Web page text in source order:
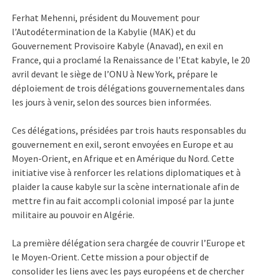
Ferhat Mehenni, président du Mouvement pour
l’Autodétermination de la Kabylie (MAK) et du
Gouvernement Provisoire Kabyle (Anavad), en exil en
France, qui a proclamé la Renaissance de l’Etat kabyle, le 20
avril devant le siège de l’ONU à New York, prépare le
déploiement de trois délégations gouvernementales dans
les jours à venir, selon des sources bien informées.
Ces délégations, présidées par trois hauts responsables du
gouvernement en exil, seront envoyées en Europe et au
Moyen-Orient, en Afrique et en Amérique du Nord. Cette
initiative vise à renforcer les relations diplomatiques et à
plaider la cause kabyle sur la scène internationale afin de
mettre fin au fait accompli colonial imposé par la junte
militaire au pouvoir en Algérie.
La première délégation sera chargée de couvrir l’Europe et
le Moyen-Orient. Cette mission a pour objectif de
consolider les liens avec les pays européens et de chercher